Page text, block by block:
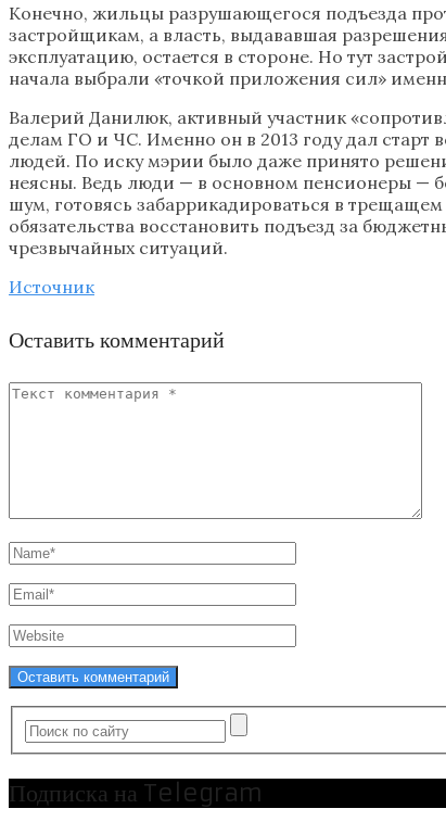
Конечно, жильцы разрушающегося подъезда
застройщикам, а власть, выдававшая
эксплуатацию, остается в стороне. Но тут
начала выбрали «точкой приложения сил»
Валерий Данилюк, активный участник
делам ГО и ЧС. Именно он в 2013 году дал
людей. По иску мэрии было даже принято
неясны. Ведь люди — в основном пенсионеры —
шум, готовясь забаррикадироваться в
обязательства восстановить подъезд за
чрезвычайных ситуаций.
Источник
Оставить комментарий
Подписка на Telegram